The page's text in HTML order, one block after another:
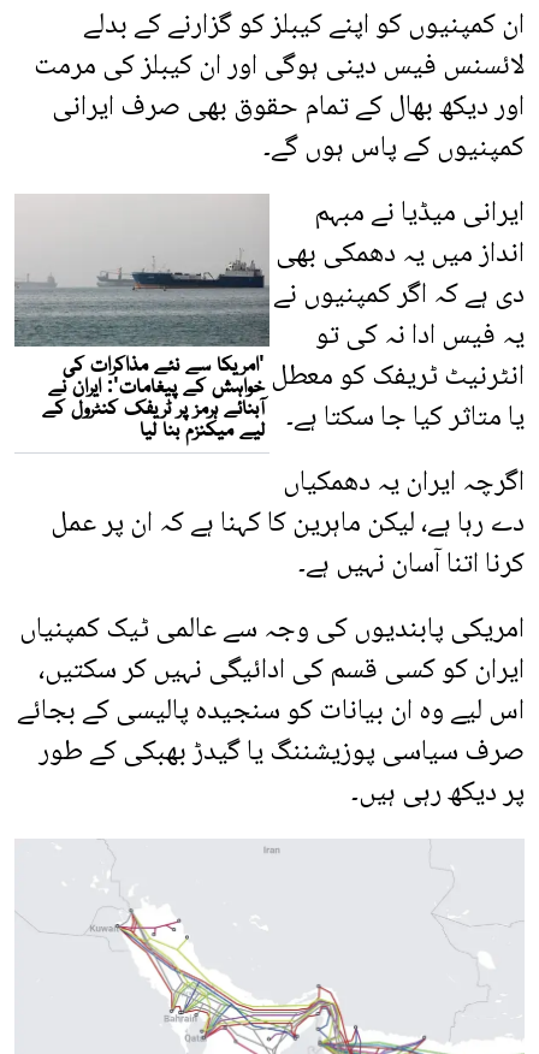
ان کمپنیوں کو اپنے کیبلز کو گزارنے کے بدلے
لائسنس فیس دینی ہوگی اور ان کیبلز کی مرمت
اور دیکھ بھال کے تمام حقوق بھی صرف ایرانی
کمپنیوں کے پاس ہوں گے۔
ایرانی میڈیا نے مبہم
انداز میں یہ دھمکی بھی
دی ہے کہ اگر کمپنیوں نے
یہ فیس ادا نہ کی تو
انٹرنیٹ ٹریفک کو معطل
یا متاثر کیا جا سکتا ہے۔
اگرچہ ایران یہ دھمکیاں
دے رہا ہے، لیکن ماہرین کا کہنا ہے کہ ان پر عمل
کرنا اتنا آسان نہیں ہے۔
امریکی پابندیوں کی وجہ سے عالمی ٹیک کمپنیاں
ایران کو کسی قسم کی ادائیگی نہیں کر سکتیں،
اس لیے وہ ان بیانات کو سنجیدہ پالیسی کے بجائے
صرف سیاسی پوزیشننگ یا گیدڑ بھبکی کے طور
پر دیکھ رہی ہیں۔